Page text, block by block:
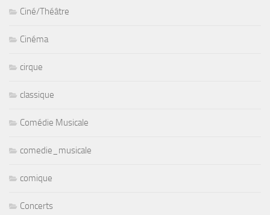
Ciné/Théâtre
Cinéma
cirque
classique
Comédie Musicale
comedie_musicale
comique
Concerts